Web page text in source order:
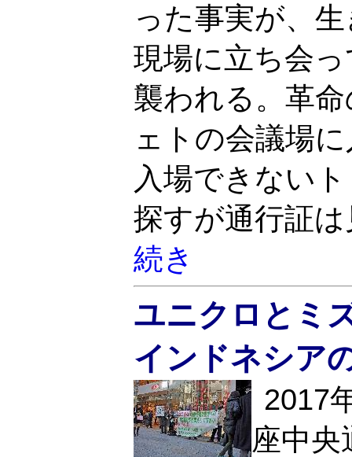
った事実が、
現場に立ち会
襲われる。革
ェトの会議場
入場できない
探すが通行証
続き
ユニクロとミ
インドネシア
2017
座中央